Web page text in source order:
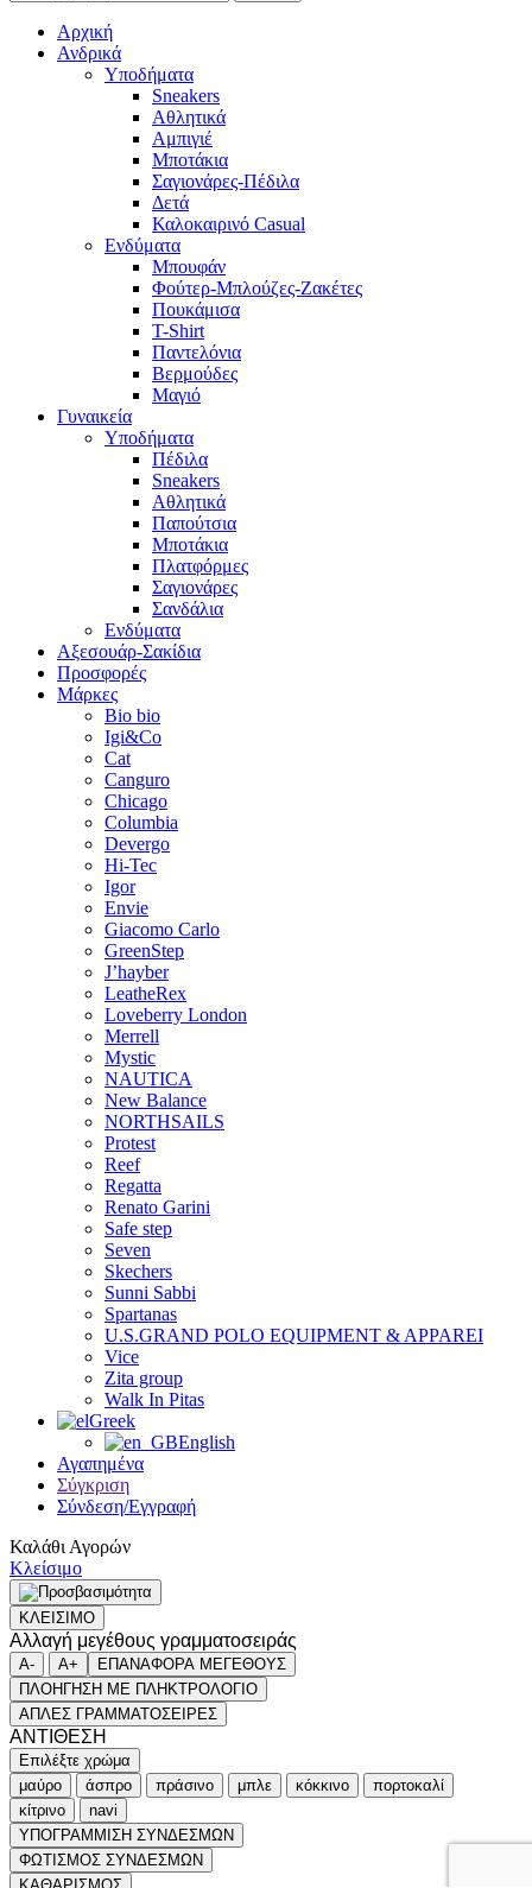
Αρχική
Ανδρικά
Υποδήματα
Sneakers
Αθλητικά
Αμπιγιέ
Μποτάκια
Σαγιονάρες-Πέδιλα
Δετά
Καλοκαιρινό Casual
Ενδύματα
Μπουφάν
Φούτερ-Μπλούζες-Ζακέτες
Πουκάμισα
T-Shirt
Παντελόνια
Βερμούδες
Μαγιό
Γυναικεία
Υποδήματα
Πέδιλα
Sneakers
Αθλητικά
Παπούτσια
Μποτάκια
Πλατφόρμες
Σαγιονάρες
Σανδάλια
Ενδύματα
Αξεσουάρ-Σακίδια
Προσφορές
Μάρκες
Bio bio
Igi&Co
Cat
Canguro
Chicago
Columbia
Devergo
Hi-Tec
Igor
Envie
Giacomo Carlo
GreenStep
J’hayber
LeatheRex
Loveberry London
Merrell
Mystic
NAUTICA
New Balance
NORTHSAILS
Protest
Reef
Regatta
Renato Garini
Safe step
Seven
Skechers
Sunni Sabbi
Spartanas
U.S.GRAND POLO EQUIPMENT & APPAREI
Vice
Zita group
Walk In Pitas
Greek
English
Αγαπημένα
Σύγκριση
Σύνδεση/Εγγραφή
Καλάθι Αγορών
Κλείσιμο
ΚΛΕΙΣΙΜΟ
Αλλαγή μεγέθους γραμματοσειράς
A- A+
ΕΠΑΝΑΦΟΡΑ ΜΕΓΕΘΟΥΣ
ΠΛΟΗΓΗΣΗ ΜΕ ΠΛΗΚΤΡΟΛΟΓΙΟ
ΑΠΛΕΣ ΓΡΑΜΜΑΤΟΣΕΙΡΕΣ
ΑΝΤΙΘΕΣΗ
Επιλέξτε χρώμα
μαύρο
άσπρο πράσινο μπλε κόκκινο
πορτοκαλί
κίτρινο
navi
ΥΠΟΓΡΑΜΜΙΣΗ ΣΥΝΔΕΣΜΩΝ
ΦΩΤΙΣΜΟΣ ΣΥΝΔΕΣΜΩΝ